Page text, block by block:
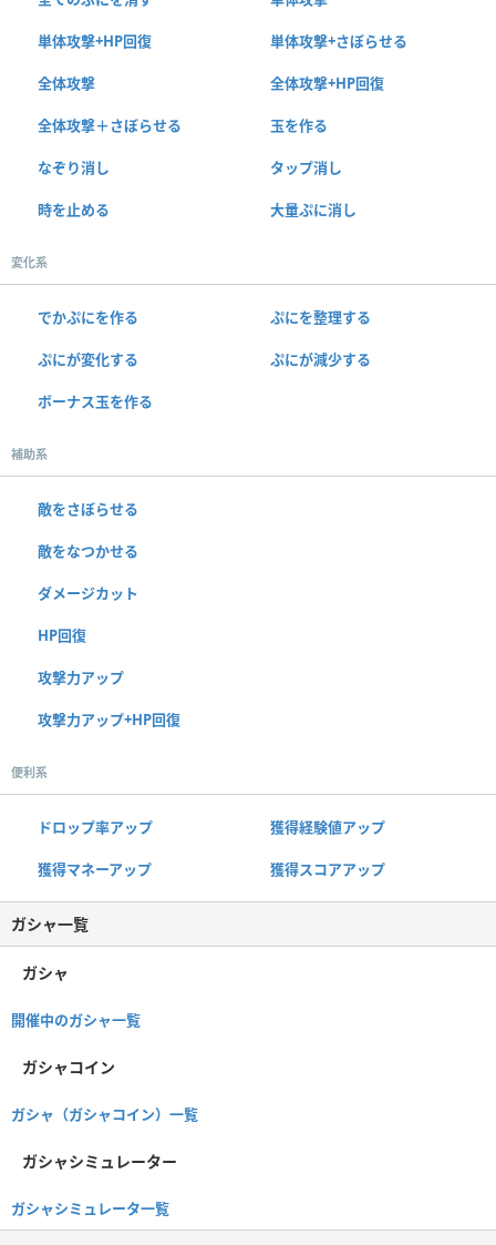
単体攻撃+HP回復 単体攻撃+さぼらせる
全体攻撃 全体攻撃+HP回復
全体攻撃＋さぼらせる 玉を作る
なぞり消し タップ消し
時を止める 大量ぷに消し
変化系
でかぷにを作る ぷにを整理する
ぷにが変化する ぷにが減少する
ボーナス玉を作る
補助系
敵をさぼらせる
敵をなつかせる
ダメージカット
HP回復
攻撃力アップ
攻撃力アップ+HP回復
便利系
ドロップ率アップ 獲得経験値アップ
獲得マネーアップ 獲得スコアアップ
ガシャ一覧
ガシャ
開催中のガシャ一覧
ガシャコイン
ガシャ（ガシャコイン）一覧
ガシャシミュレーター
ガシャシミュレータ一覧